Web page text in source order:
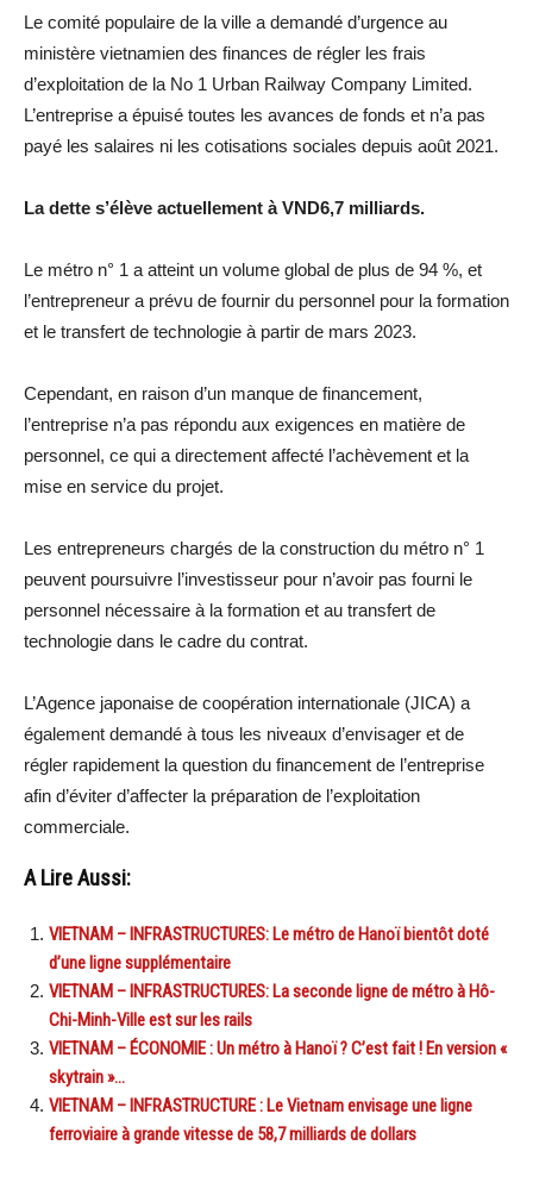
Le comité populaire de la ville a demandé d’urgence au
ministère vietnamien des finances de régler les frais
d’exploitation de la No 1 Urban Railway Company Limited.
L’entreprise a épuisé toutes les avances de fonds et n’a pas
payé les salaires ni les cotisations sociales depuis août 2021.
La dette s’élève actuellement à VND6,7 milliards.
Le métro n° 1 a atteint un volume global de plus de 94 %, et
l’entrepreneur a prévu de fournir du personnel pour la formation
et le transfert de technologie à partir de mars 2023.
Cependant, en raison d’un manque de financement,
l’entreprise n’a pas répondu aux exigences en matière de
personnel, ce qui a directement affecté l’achèvement et la
mise en service du projet.
Les entrepreneurs chargés de la construction du métro n° 1
peuvent poursuivre l’investisseur pour n’avoir pas fourni le
personnel nécessaire à la formation et au transfert de
technologie dans le cadre du contrat.
L’Agence japonaise de coopération internationale (JICA) a
également demandé à tous les niveaux d’envisager et de
régler rapidement la question du financement de l’entreprise
afin d’éviter d’affecter la préparation de l’exploitation
commerciale.
A Lire Aussi:
VIETNAM – INFRASTRUCTURES: Le métro de Hanoï bientôt doté
d’une ligne supplémentaire
VIETNAM – INFRASTRUCTURES: La seconde ligne de métro à Hô-
Chi-Minh-Ville est sur les rails
VIETNAM – ÉCONOMIE : Un métro à Hanoï ? C’est fait ! En version «
skytrain »…
VIETNAM – INFRASTRUCTURE : Le Vietnam envisage une ligne
ferroviaire à grande vitesse de 58,7 milliards de dollars